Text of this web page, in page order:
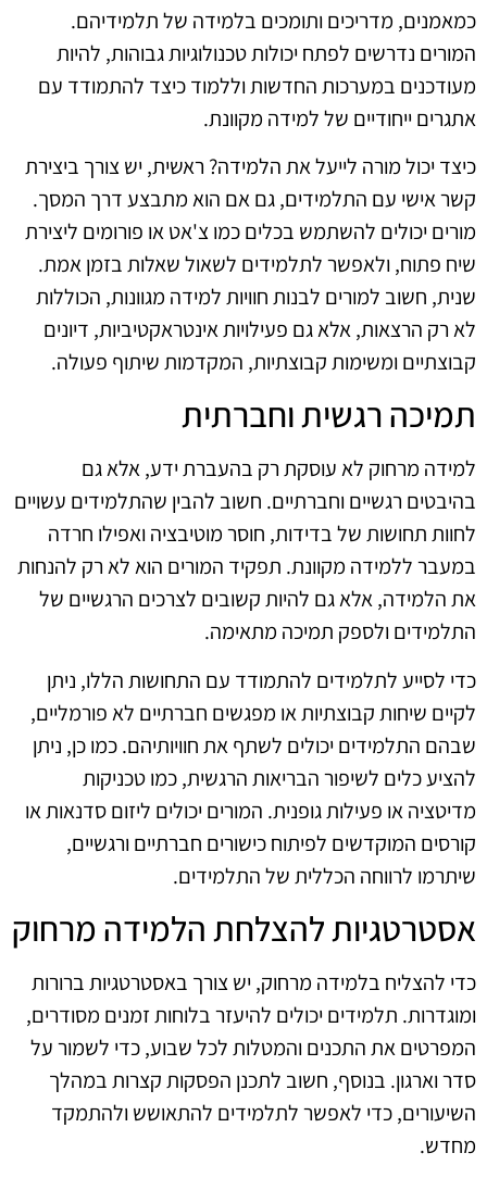
כמאמנים, מדריכים ותומכים בלמידה של תלמידיהם.
המורים נדרשים לפתח יכולות טכנולוגיות גבוהות, להיות
מעודכנים במערכות החדשות וללמוד כיצד להתמודד עם
אתגרים ייחודיים של למידה מקוונת.
כיצד יכול מורה לייעל את הלמידה? ראשית, יש צורך ביצירת
קשר אישי עם התלמידים, גם אם הוא מתבצע דרך המסך.
מורים יכולים להשתמש בכלים כמו צ'אט או פורומים ליצירת
שיח פתוח, ולאפשר לתלמידים לשאול שאלות בזמן אמת.
שנית, חשוב למורים לבנות חוויות למידה מגוונות, הכוללות
לא רק הרצאות, אלא גם פעילויות אינטראקטיביות, דיונים
קבוצתיים ומשימות קבוצתיות, המקדמות שיתוף פעולה.
תמיכה רגשית וחברתית
למידה מרחוק לא עוסקת רק בהעברת ידע, אלא גם
בהיבטים רגשיים וחברתיים. חשוב להבין שהתלמידים עשויים
לחוות תחושות של בדידות, חוסר מוטיבציה ואפילו חרדה
במעבר ללמידה מקוונת. תפקיד המורים הוא לא רק להנחות
את הלמידה, אלא גם להיות קשובים לצרכים הרגשיים של
התלמידים ולספק תמיכה מתאימה.
כדי לסייע לתלמידים להתמודד עם התחושות הללו, ניתן
לקיים שיחות קבוצתיות או מפגשים חברתיים לא פורמליים,
שבהם התלמידים יכולים לשתף את חוויותיהם. כמו כן, ניתן
להציע כלים לשיפור הבריאות הרגשית, כמו טכניקות
מדיטציה או פעילות גופנית. המורים יכולים ליזום סדנאות או
קורסים המוקדשים לפיתוח כישורים חברתיים ורגשיים,
שיתרמו לרווחה הכללית של התלמידים.
אסטרטגיות להצלחת הלמידה מרחוק
כדי להצליח בלמידה מרחוק, יש צורך באסטרטגיות ברורות
ומוגדרות. תלמידים יכולים להיעזר בלוחות זמנים מסודרים,
המפרטים את התכנים והמטלות לכל שבוע, כדי לשמור על
סדר וארגון. בנוסף, חשוב לתכנן הפסקות קצרות במהלך
השיעורים, כדי לאפשר לתלמידים להתאושש ולהתמקד
מחדש.